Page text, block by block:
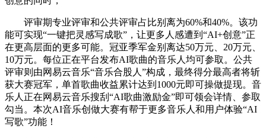
评审期专业评审和公共评审占比别离为60%和40%。该功
能可实现“一键把灵感写成歌”，让更多人感遭到“AI+创意”正
在更高层面的更多可能。冠亚季军金别离达50万元、20万元、
10万元。每位正在平台发布AI歌曲的音乐人均可参取。公共
评审则由网易云音乐“音乐合股人”构成，最终得分最高者将斩
获大赛冠军，单首歌曲收益累计达到1000元即可操做提现。音
乐人正在网易云音乐搜刮“AI歌曲激励金”即可领会详情、参取
勾当。本次AI音乐创做大赛有帮于更多音乐人和用户体验“AI
写歌”功能！